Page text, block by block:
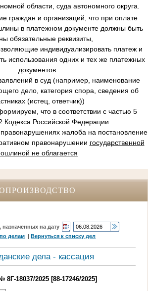
области, суда автономного округа.
граждан и организаций, что при оплате
в платежном документе должны быть
обязательные реквизиты,
индивидуализировать платеж и
использования одних и тех же платежных
документов
в суд (например, наименование
дело, категория спора, сведения об
(истец, ответчик))
что в соответствии с частью 5
Кодекса Российской Федерации
жалоба на постановление
правонарушении государственной
не облагается
на дату
делам |Вернуться к списку дел
дела - кассация
18037/2025 [88-17246/2025]